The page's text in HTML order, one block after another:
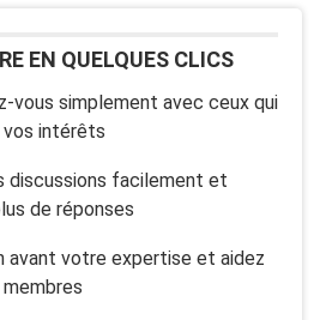
EN QUELQUES CLICS
vous simplement avec ceux qui
intérêts
discussions facilement et
de réponses
avant votre expertise et aidez